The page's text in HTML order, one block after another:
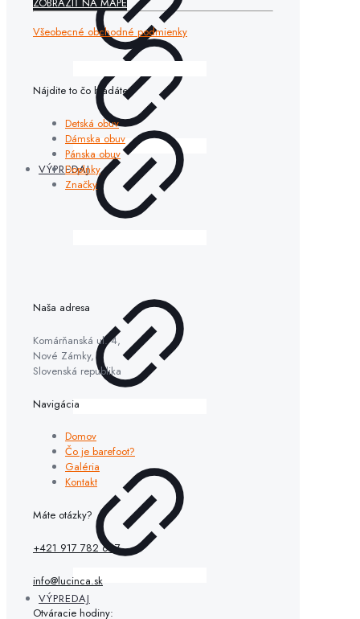
VÝPREDAJ
VÝPREDAJ
Všeobecné obchodné podmienky
Nájdite to čo hľadáte
Detská obuv
Dámska obuv
Pánska obuv
Doplnky
Značky
Naša adresa
Komárňanská ul. 4,
Nové Zámky,
Slovenská republika
Navigácia
Domov
Čo je barefoot?
Galéria
Kontakt
Máte otázky?
+421 917 782 667
info@lucinca.sk
Otváracie hodiny: